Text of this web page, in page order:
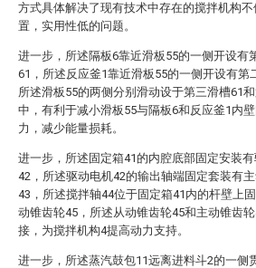
方式具体解决了现有技术中存在的搅拌机构不
置，实用性低的问题。
进一步，所述隔板6靠近滑板55的一侧开设有
61，所述反应釜1靠近滑板55的一侧开设有第
所述滑板55的两侧分别滑动设于第三滑槽61
中，有利于减小滑板55与隔板6和反应釜1内
力，减少能量损耗。
进一步，所述固定箱41的内腔底部固定安装
42，所述驱动电机42的输出轴端固定套装有
43，所述搅拌轴44位于固定箱41内的杆壁上
动锥齿轮45，所述从动锥齿轮45和主动锥齿
接，为搅拌机构4提高动力支持。
进一步，所述蒸汽鼓包11远离进料斗2的一侧